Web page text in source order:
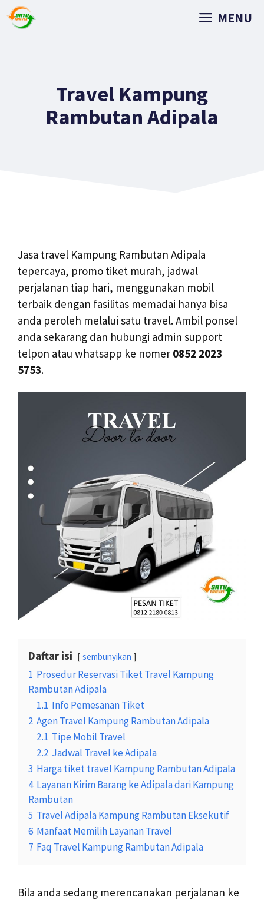
MENU
Travel Kampung
Rambutan Adipala
Jasa travel Kampung Rambutan Adipala
tepercaya, promo tiket murah, jadwal
perjalanan tiap hari, menggunakan mobil
terbaik dengan fasilitas memadai hanya bisa
anda peroleh melalui satu travel. Ambil ponsel
anda sekarang dan hubungi admin support
telpon atau whatsapp ke nomer 0852 2023
5753.
Daftar isi sembunyikan
1 Prosedur Reservasi Tiket Travel Kampung
Rambutan Adipala
1.1 Info Pemesanan Tiket
2 Agen Travel Kampung Rambutan Adipala
2.1 Tipe Mobil Travel
2.2 Jadwal Travel ke Adipala
3 Harga tiket travel Kampung Rambutan Adipala
4 Layanan Kirim Barang ke Adipala dari Kampung
Rambutan
5 Travel Adipala Kampung Rambutan Eksekutif
6 Manfaat Memilih Layanan Travel
7 Faq Travel Kampung Rambutan Adipala
Bila anda sedang merencanakan perjalanan ke